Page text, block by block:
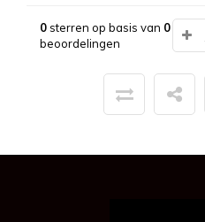
0sterren op basis van 0
beoordelingen